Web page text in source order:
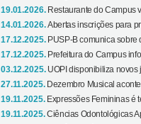
19.01.2026. Restaurante do Campus
14.01.2026.Abertas inscrições para
17.12.2025. PUSP-B comunica sobre
17.12.2025. Prefeitura do Campus
03.12.2025. UOPI disponibiliza novos
27.11.2025. Dezembro Musical
19.11.2025. Expressões Femininas é
19.11.2025.Ciências Odontológicas